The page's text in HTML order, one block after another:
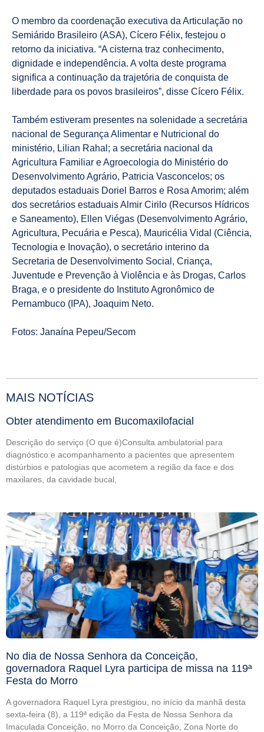
O membro da coordenação executiva da Articulação no
Semiárido Brasileiro (ASA), Cícero Félix, festejou o
retorno da iniciativa. “A cisterna traz conhecimento,
dignidade e independência. A volta deste programa
significa a continuação da trajetória de conquista de
liberdade para os povos brasileiros”, disse Cícero Félix.
Também estiveram presentes na solenidade a secretária
nacional de Segurança Alimentar e Nutricional do
ministério, Lilian Rahal; a secretária nacional da
Agricultura Familiar e Agroecologia do Ministério do
Desenvolvimento Agrário, Patricia Vasconcelos; os
deputados estaduais Doriel Barros e Rosa Amorim; além
dos secretários estaduais Almir Cirilo (Recursos Hídricos
e Saneamento), Ellen Viégas (Desenvolvimento Agrário,
Agricultura, Pecuária e Pesca), Mauricélia Vidal (Ciência,
Tecnologia e Inovação), o secretário interino da
Secretaria de Desenvolvimento Social, Criança,
Juventude e Prevenção à Violência e às Drogas, Carlos
Braga, e o presidente do Instituto Agronômico de
Pernambuco (IPA), Joaquim Neto.
Fotos: Janaína Pepeu/Secom
MAIS NOTÍCIAS
Obter atendimento em Bucomaxilofacial
Descrição do serviço (O que é)Consulta ambulatorial para
diagnóstico e acompanhamento a pacientes que apresentem
distúrbios e patologias que acometem a região da face e dos
maxilares, da cavidade bucal,
No dia de Nossa Senhora da Conceição,
governadora Raquel Lyra participa de missa na 119ª
Festa do Morro
A governadora Raquel Lyra prestigiou, no início da manhã desta
sexta-feira (8), a 119ª edição da Festa de Nossa Senhora da
Imaculada Conceição, no Morro da Conceição, Zona Norte do